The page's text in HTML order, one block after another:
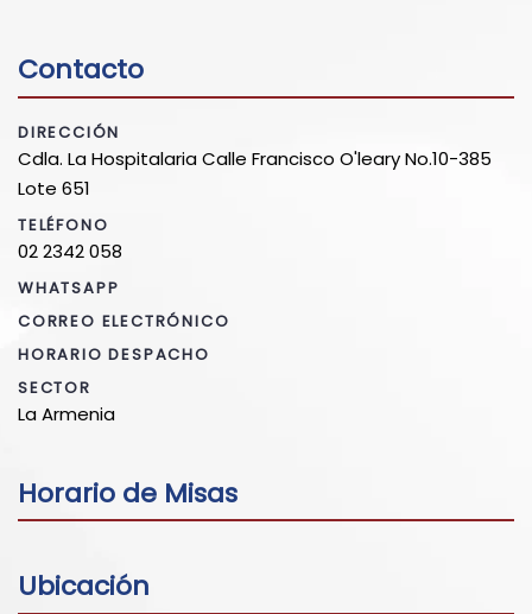
Contacto
DIRECCIÓN
Cdla. La Hospitalaria Calle Francisco O'leary No.10-385
Lote 651
TELÉFONO
02 2342 058
WHATSAPP
CORREO ELECTRÓNICO
HORARIO DESPACHO
SECTOR
La Armenia
Horario de Misas
Ubicación